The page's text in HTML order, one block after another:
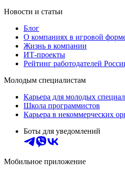
Новости и статьи
Блог
О компаниях в игровой
Жизнь в компании
ИТ-проекты
Рейтинг работодателей
Молодым специалистам
Карьера для молодых
Школа программистов
Карьера в некоммерческих
Боты для уведомлений
Мобильное приложение